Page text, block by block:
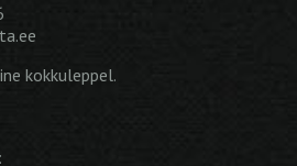
kokkuleppel.